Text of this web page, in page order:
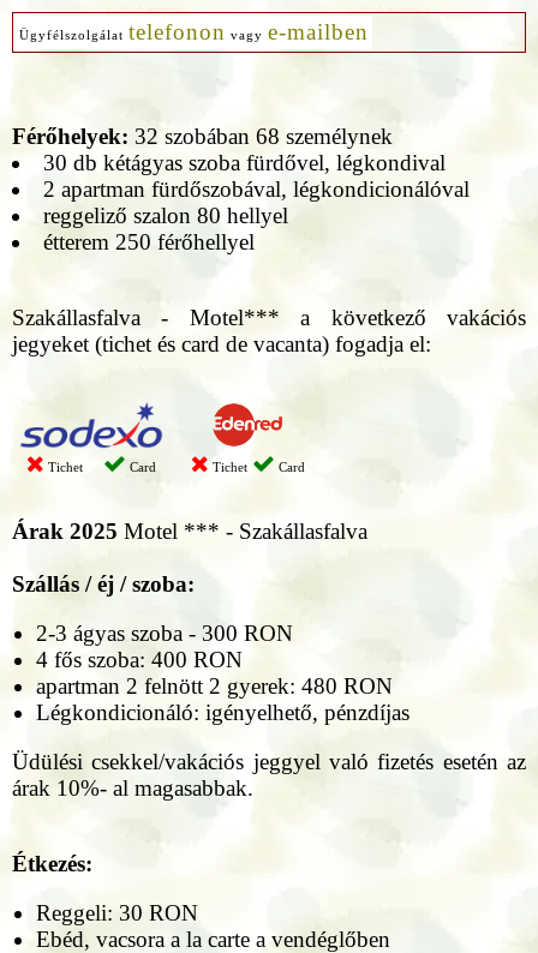
Ügyfélszolgálat telefonon vagy e-mailben
Férőhelyek: 32 szobában 68 személynek
30 db kétágyas szoba fürdővel, légkondival
2 apartman fürdőszobával, légkondicionálóval
reggeliző szalon 80 hellyel
étterem 250 férőhellyel
Szakállasfalva - Motel*** a következő vakációs
jegyeket (tichet és card de vacanta) fogadja el:
Tichet Card Tichet Card
Árak 2025 Motel *** - Szakállasfalva
Szállás / éj / szoba:
2-3 ágyas szoba - 300 RON
4 fős szoba: 400 RON
apartman 2 felnött 2 gyerek: 480 RON
Légkondicionáló: igényelhető, pénzdíjas
Üdülési csekkel/vakációs jeggyel való fizetés esetén az
árak 10%- al magasabbak.
Étkezés:
Reggeli: 30 RON
Ebéd, vacsora a la carte a vendéglőben